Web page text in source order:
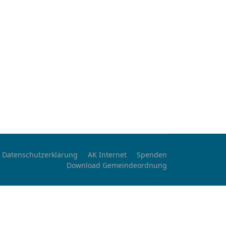
Datenschutzerklärung AK Internet
Spenden
Download Gemeindeordnung